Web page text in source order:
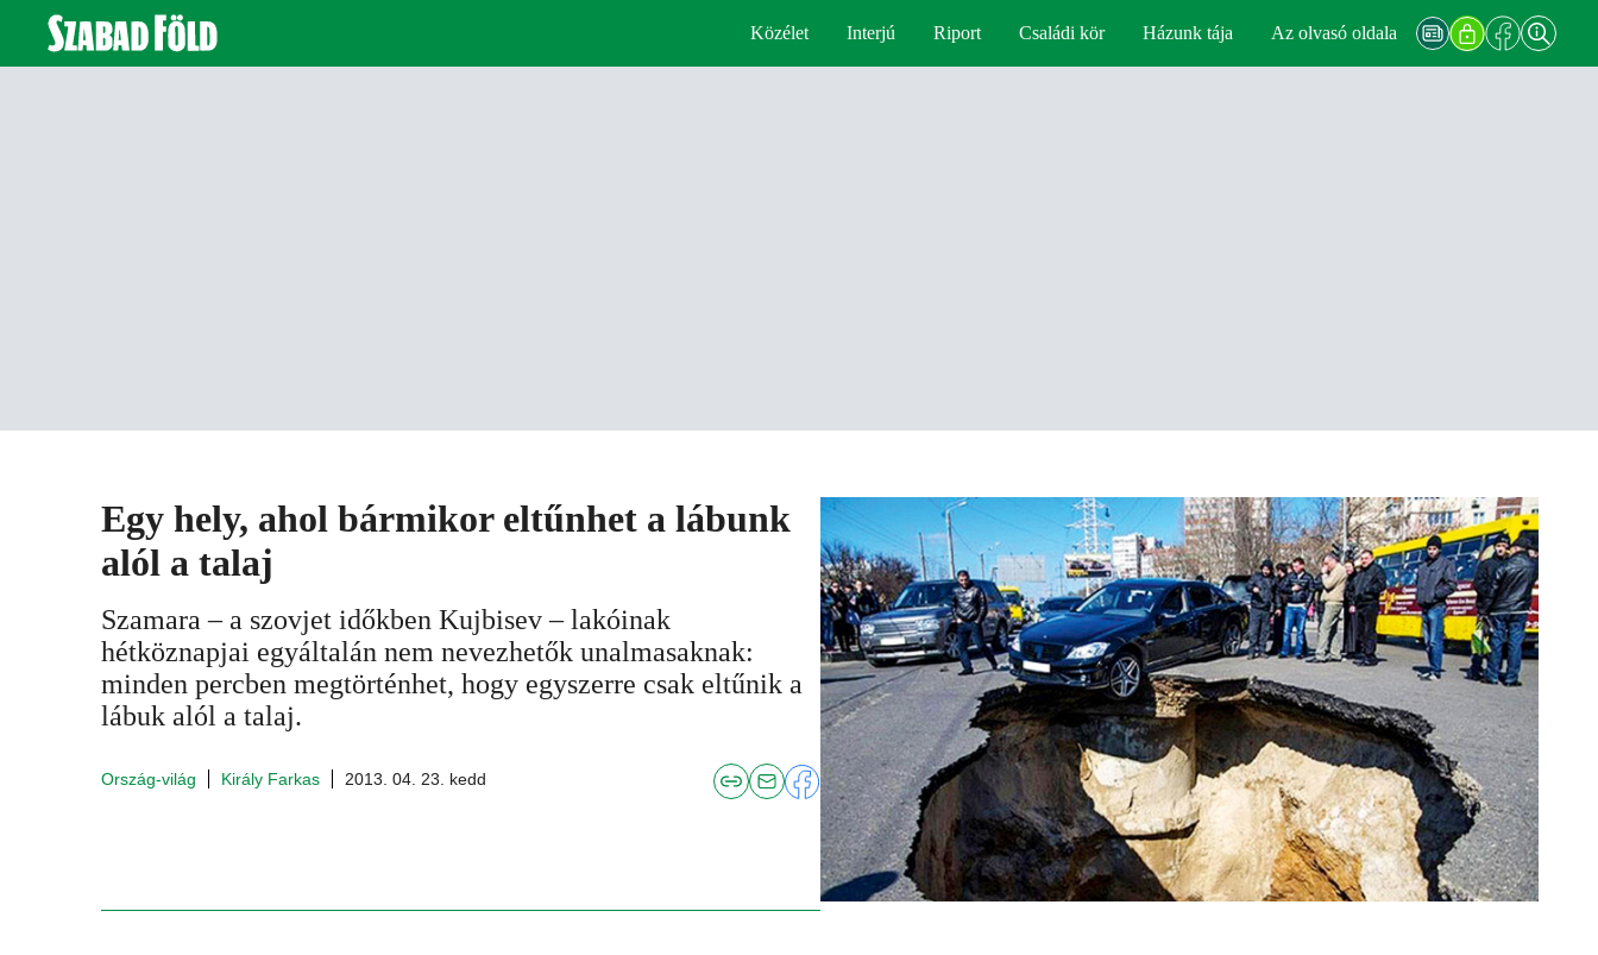
Közélet Interjú Riport Családi kör Házunk tája Az olvasó oldala
Egy hely, ahol bármikor eltűnhet a lábunk
alól a talaj
Szamara – a szovjet időkben Kujbisev – lakóinak
hétköznapjai egyáltalán nem nevezhetők unalmasaknak:
minden percben megtörténhet, hogy egyszerre csak eltűnik a
lábuk alól a talaj.
Ország-világ Király Farkas 2013. 04. 23. kedd